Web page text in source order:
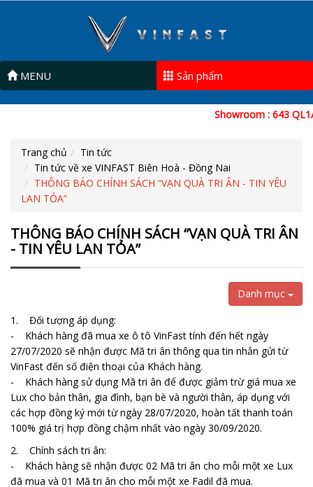
MENU Sản phẩm
Showroom : 643
Trang chủ
Tin tức
Tin tức về xe VINFAST Biên Hoà - Đồng Nai
THÔNG BÁO CHÍNH SÁCH “VẠN QUÀ TRI ÂN - TIN YÊU
LAN TỎA”
THÔNG BÁO CHÍNH SÁCH “VẠN QUÀ TRI ÂN
- TIN YÊU LAN TỎA”
Danh mục
1. Đối tượng áp dụng:
- Khách hàng đã mua xe ô tô VinFast tính đến hết ngày
27/07/2020 sẽ nhận được Mã tri ân thông qua tin nhắn gửi từ
VinFast đến số điện thoại của Khách hàng.
- Khách hàng sử dụng Mã tri ân để được giảm trừ giá mua xe
Lux cho bản thân, gia đình, bạn bè và người thân, áp dụng với
các hợp đồng ký mới từ ngày 28/07/2020, hoàn tất thanh toán
100% giá trị hợp đồng chậm nhất vào ngày 30/09/2020.
2. Chính sách tri ân:
- Khách hàng sẽ nhận được 02 Mã tri ân cho mỗi một xe Lux
đã mua và 01 Mã tri ân cho mỗi một xe Fadil đã mua.